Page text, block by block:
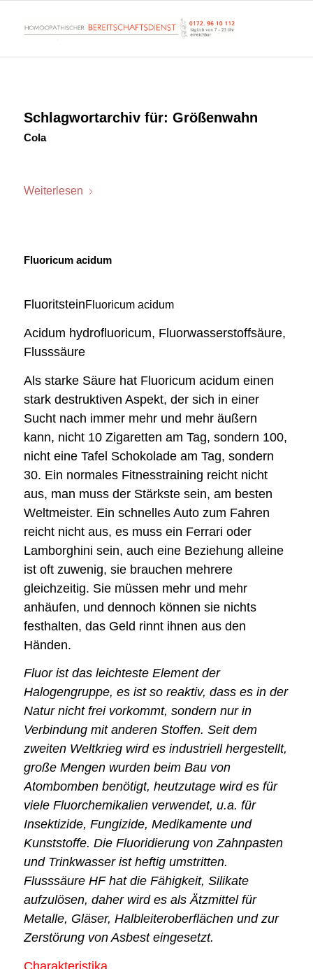
Schlagwortarchiv für: Größenwahn
Cola
Weiterlesen
Fluoricum acidum
FluoritsteinFluoricum acidum
Acidum hydrofluoricum, Fluorwasserstoffsäure,
Flusssäure
Als starke Säure hat Fluoricum acidum einen
stark destruktiven Aspekt, der sich in einer
Sucht nach immer mehr und mehr äußern
kann, nicht 10 Zigaretten am Tag, sondern 100,
nicht eine Tafel Schokolade am Tag, sondern
30. Ein normales Fitnesstraining reicht nicht
aus, man muss der Stärkste sein, am besten
Weltmeister. Ein schnelles Auto zum Fahren
reicht nicht aus, es muss ein Ferrari oder
Lamborghini sein, auch eine Beziehung alleine
ist oft zuwenig, sie brauchen mehrere
gleichzeitig. Sie müssen mehr und mehr
anhäufen, und dennoch können sie nichts
festhalten, das Geld rinnt ihnen aus den
Händen.
Fluor ist das leichteste Element der
Halogengruppe, es ist so reaktiv, dass es in der
Natur nicht frei vorkommt, sondern nur in
Verbindung mit anderen Stoffen. Seit dem
zweiten Weltkrieg wird es industriell hergestellt,
große Mengen wurden beim Bau von
Atombomben benötigt, heutzutage wird es für
viele Fluorchemikalien verwendet, u.a. für
Insektizide, Fungizide, Medikamente und
Kunststoffe. Die Fluoridierung von Zahnpasten
und Trinkwasser ist heftig umstritten.
Flusssäure HF hat die Fähigkeit, Silikate
aufzulösen, daher wird es als Ätzmittel für
Metalle, Gläser, Halbleiteroberflächen und zur
Zerstörung von Asbest eingesetzt.
Charakteristika